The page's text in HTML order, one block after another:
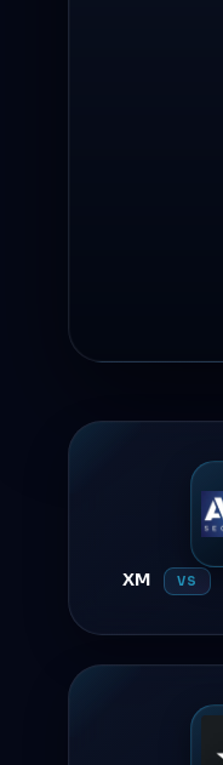
XM VS